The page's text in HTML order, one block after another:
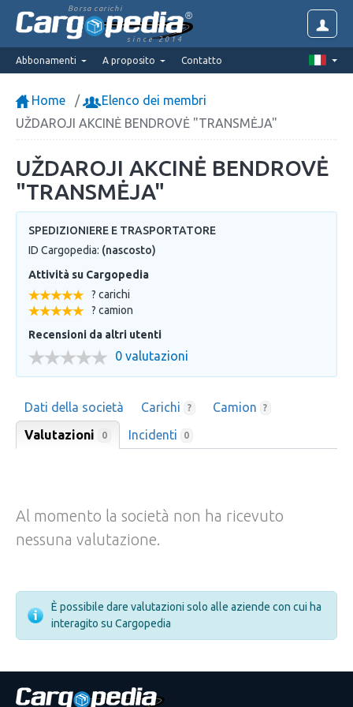
Borsa carichi
since 2014
Abbonamenti A proposito Contatto
Home
Elenco dei membri
UŽDAROJI AKCINĖ BENDROVĖ "TRANSMĖJA"
UŽDAROJI AKCINĖ BENDROVĖ
"TRANSMĖJA"
SPEDIZIONIERE E TRASPORTATORE
ID Cargopedia: (nascosto)
Attività su Cargopedia
? carichi
? camion
Recensioni da altri utenti
0 valutazioni
Dati della società Carichi ? Camion ?
Valutazioni 0 Incidenti 0
Al momento la società non ha ricevuto
nessuna valutazione.
È possibile dare valutazioni solo alle aziende con cui ha
interagito su Cargopedia